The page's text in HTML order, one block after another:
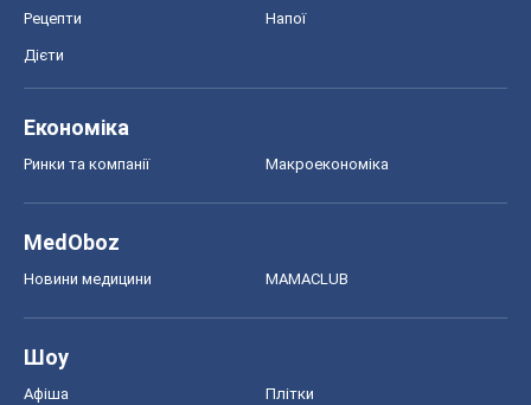
Рецепти Напої
Дієти
Економіка
Ринки та компанії Макроекономіка
MedOboz
Новини медицини MAMACLUB
Шоу
Афіша Плітки